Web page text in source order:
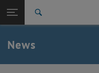
TU Login
Quicklinks
Quicklinks-Menü umschalten
Studium
News